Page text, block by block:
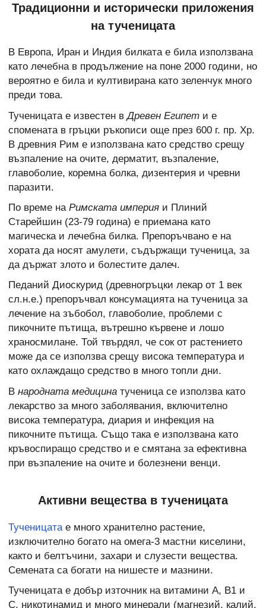
Традиционни и исторически приложения
на тученицата
В Европа, Иран и Индия билката е била използвана
като лечебна в продължение на поне 2000 години, но
вероятно е била и култивирана като зеленчук много
преди това.
Тученицата е известен вДревен Египет и е
спомената в гръцки ръкописи още през 600 г. пр. Хр.
В древния Рим е използвана като средство срещу
възпаление на очите, дерматит, възпаление,
главоболие, коремна болка, дизентерия и чревни
паразити.
По време на Римската империя и Плиний
Старейшин (23-79 година) е приемана като
магическа и лечебна билка. Препоръчвано е на
хората да носят амулети, съдържащи тученица, за
да държат злото и болестите далеч.
Педаний Диоскурид (древногръцки лекар от 1 век
сл.н.е.) препоръчвал консумацията на тученица за
лечение на зъбобол, главоболие, проблеми с
пикочните пътища, вътрешно кървене и лошо
храносмилане. Той твърдял, че сок от растението
може да се използва срещу висока температура и
като охлаждащо средство в много топли дни.
В народната медицина тученица се използва като
лекарство за много заболявания, включително
висока температура, диария и инфекция на
пикочните пътища. Също така е използвана като
кръвоспиращо средство и е смятана за ефективна
при възпаление на очите и болезнени венци.
Активни вещества в тученицата
Тученицата е много хранително растение,
изключително богато на омега-3 мастни киселини,
както и белтъчини, захари и слузести вещества.
Семената са богати на нишесте и мазнини.
Тученицата е добър източник на витамини А, В1 и
С, никотинамид и много минерали (магнезий, калий,